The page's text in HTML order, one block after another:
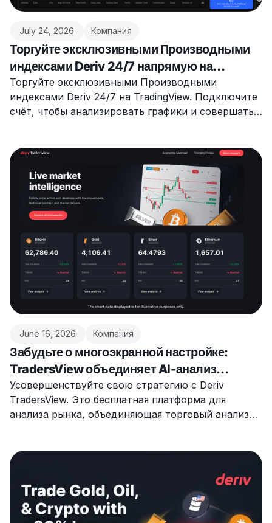
July 24, 2026 Компания
Торгуйте эксклюзивными Производными
индексами Deriv 24/7 напрямую на
TradingView
Торгуйте эксклюзивными Производными
индексами Deriv 24/7 на TradingView. Подключите
счёт, чтобы анализировать графики и совершать
June 16, 2026 Компания
Забудьте о многоэкранной настройке:
TradersView объединяет AI-анализ
торговли, экономические события и
рыночные новости в одном месте
Усовершенствуйте свою стратегию с Deriv
TradersView. Это бесплатная платформа для
анализа рынка, объединяющая торговый анализ